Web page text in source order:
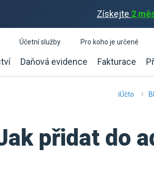
Získejte 2
Daňová evidence Fakturace
Účetní služby
Pro koho je určené
iÚčto
přidat do